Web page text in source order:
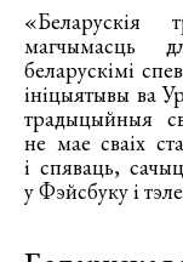
магчымасць
беларускімі
ініцыятывы ва
традыцыйныя
не мае сваіх
і спяваць,
у Фэйсбуку і